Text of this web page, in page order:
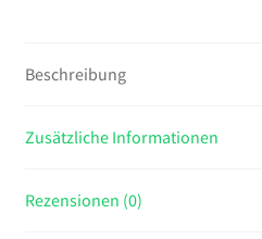
im
Century-
aus
Beschreibung
Zusätzliche Informationen
Rezensionen (0)